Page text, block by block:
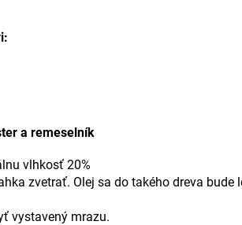
a remeselník
vlhkosť 20%
zvetrať. Olej sa do takého dreva bude
vystavený mrazu.